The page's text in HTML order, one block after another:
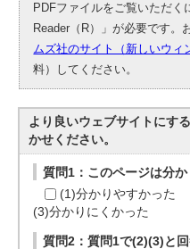
PDFファイルをご覧いただく
Reader（R）」が必要です。
ムズ社のサイト（新しいウィ
料）してください。
より良いウェブサイトにす
かせください。
質問1：このページは分
(1)分かりやすかった
(3)分かりにくかった
質問2：質問1で(2)(3)と